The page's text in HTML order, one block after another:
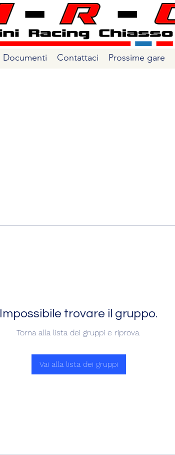
Documenti Contattaci Prossime gare
Impossibile trovare il gruppo.
Torna alla lista dei gruppi e riprova.
Vai alla lista dei gruppi